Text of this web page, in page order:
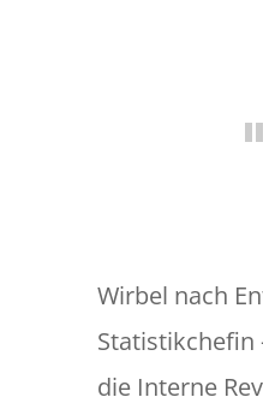
Wirbel nach
Statistikchefin
die Interne